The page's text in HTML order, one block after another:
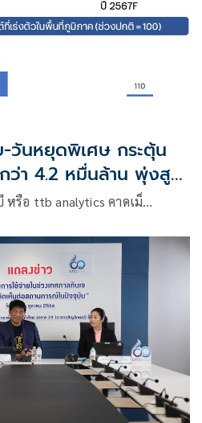
-วันหยุดพิเศษ กระตุ้น
ว่า 4.2 หมื่นล้าน พุ่งสูง
หรือ ttb analytics คาดเม็…